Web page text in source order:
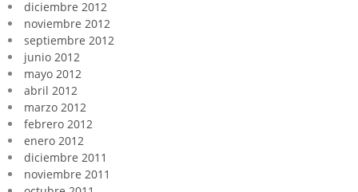
diciembre 2012
noviembre 2012
septiembre 2012
junio 2012
mayo 2012
abril 2012
marzo 2012
febrero 2012
enero 2012
diciembre 2011
noviembre 2011